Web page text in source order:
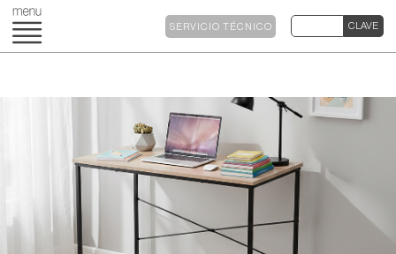
SERVICIO TÉCNICO